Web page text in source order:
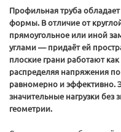
Профильная труба
формы. В отличие от
прямоугольное или иной
углами — придаёт ей
плоские грани работают
распределяя напряжения
равномерно и эффективно.
значительные нагрузки без
геометрии.